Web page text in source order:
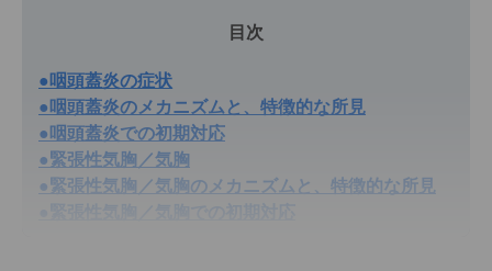
目次
●咽頭蓋炎の症状
●咽頭蓋炎のメカニズムと、特徴的な所見
●咽頭蓋炎での初期対応
●緊張性気胸／気胸
●緊張性気胸／気胸のメカニズムと、特徴的な所見